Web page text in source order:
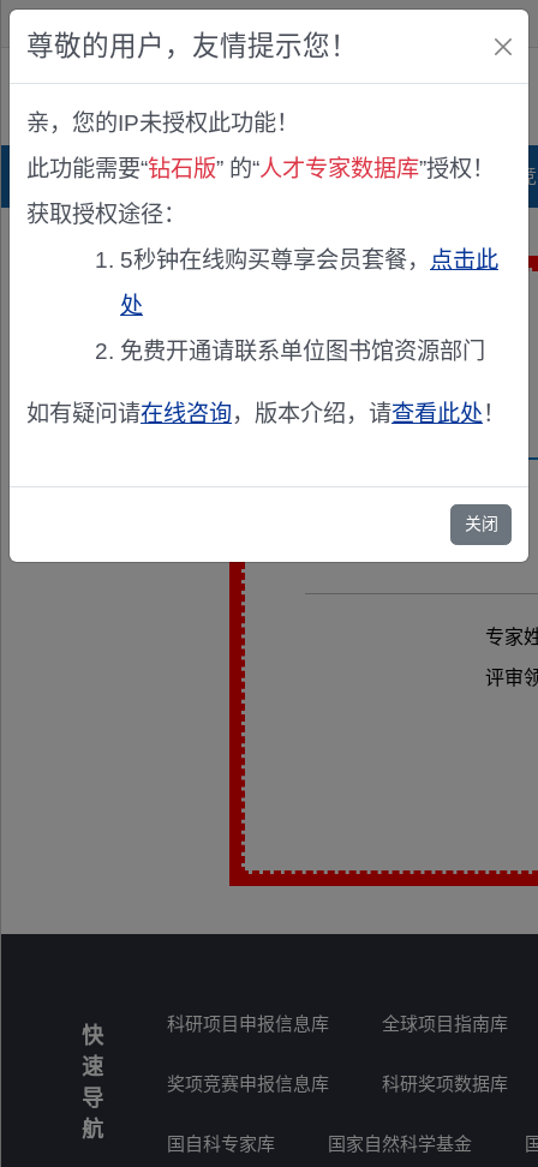
公众版
首页 科研项目库 项目指南库 奖项
兹聘
专家
评审
快
速
导
航
科研项目申报信息库 全球项目指南库
奖项竞赛申报信息库 科研奖项数据库
国自科专家库 国家自然科学基金
尊敬的用户，友情提示您！
亲，您的IP未授权此功能！
此功能需要“钻石版” 的“人才专家数据库”授权！
获取授权途径：
5秒钟在线购买尊享会员套餐， 点击此
处
免费开通请联系单位图书馆资源部门
如有疑问请在线咨询，版本介绍，请查看此处！
关闭